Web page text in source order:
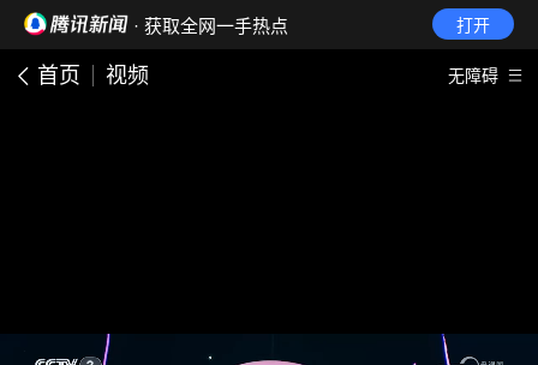
· 获取全网一手热点 打开
首页 视频 无障碍